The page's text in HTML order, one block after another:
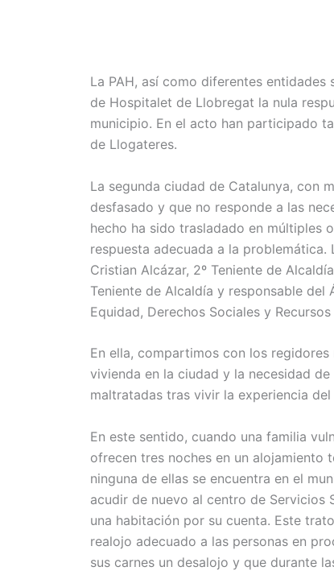
La PAH, así como diferentes
de Hospitalet de Llobregat la nula
municipio. En el acto han participado
de Llogateres.
La segunda ciudad de Catalunya, con
desfasado y que no responde a las
hecho ha sido trasladado en múltiples
respuesta adecuada a la
Cristian Alcázar, 2º Teniente de
Teniente de Alcaldía y responsable del
Equidad, Derechos Sociales y Recursos
En ella, compartimos con los
vivienda en la ciudad y la necesidad
maltratadas tras vivir la experiencia del
En este sentido, cuando una familia
ofrecen tres noches en un alojamiento
ninguna de ellas se encuentra en el
acudir de nuevo al centro de Servicios
una habitación por su cuenta. Este
realojo adecuado a las personas en
sus carnes un desalojo y que durante